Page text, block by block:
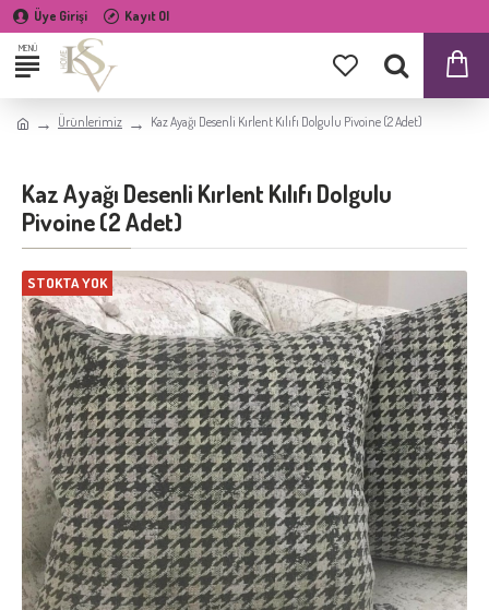
Üye Girişi Kayıt Ol
Ürünlerimiz Kaz Ayağı Desenli Kırlent Kılıfı Dolgulu Pivoine (2 Adet)
Kaz Ayağı Desenli Kırlent Kılıfı Dolgulu
Pivoine (2 Adet)
STOKTA YOK